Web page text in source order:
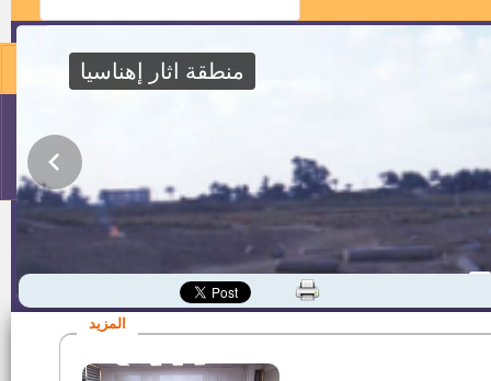
01018460099
منطقة اثار إهناسيا
المزيد
معاون طبيب شرعي ميدانى
كشف باسماء المقبولين لوظيفة
كاتب رابع بالنيابة الاداريه
مدير اداره الشئون الاداريه